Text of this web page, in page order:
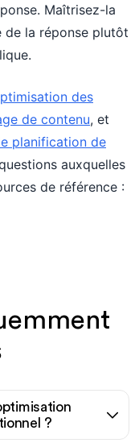
Maîtrisez-la
la réponse plutôt
des
de contenu, et
planification de
auxquelles
de référence :
?